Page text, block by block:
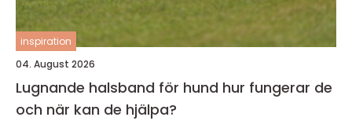
inspiration
04. August 2026
Lugnande halsband för hund hur fungerar de
och när kan de hjälpa?